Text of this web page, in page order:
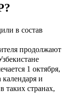
в состав
продолжают
1 октября,
календаря и
странах,